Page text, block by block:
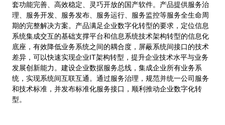
套功能完善、高效稳定、灵巧开放的国产软件。产品提供服务治
理、服务开发、服务发布、服务运行、服务监控等服务全生命周
期的完整解决方案。产品满足企业数字化转型的要求，定位信息
系统集成交互的基础支撑平台和信息系统技术架构转型的信息化
底座，有效降低业务系统之间的耦合度，屏蔽系统间接口的技术
差异，可以快速实现企业IT架构转型，提升企业技术水平与业务
发展创新能力。建设企业数据服务总线，集成企业所有业务系
统，实现系统间互联互通。通过服务治理，规范并统一公司服务
和技术标准，并发布标准化服务接口，顺利推动企业数字化转
型。